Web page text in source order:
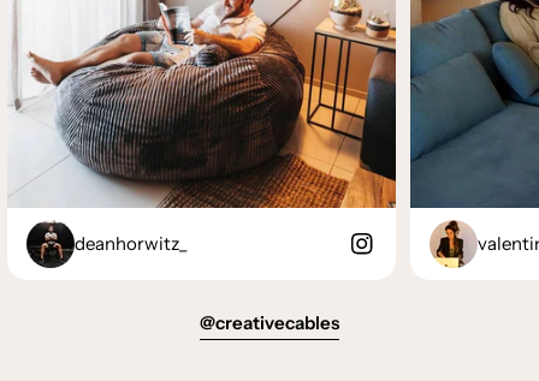
deanhorwitz_
@creativecables